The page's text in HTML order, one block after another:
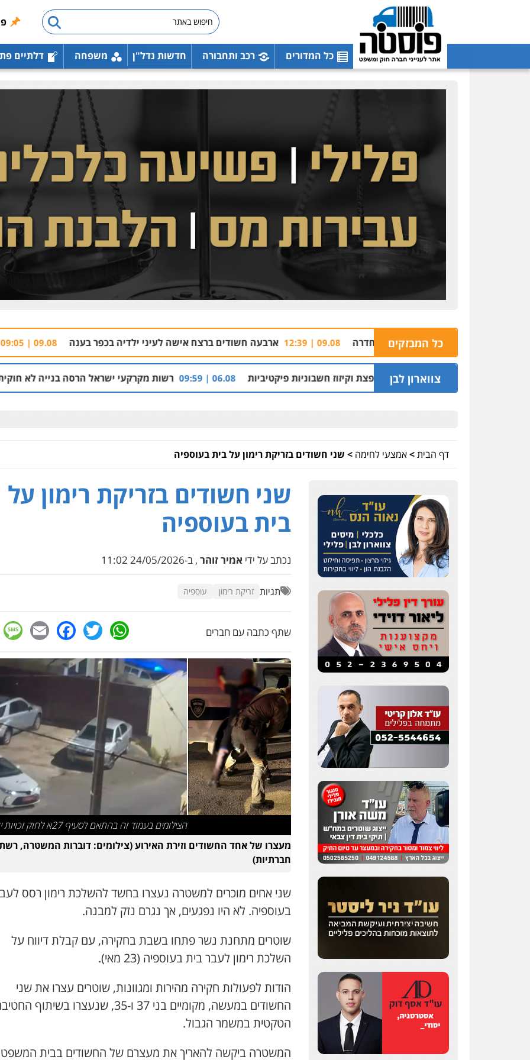
כל המדורים רכב ותחבורה חדשות נדל"ן משפחה דלתיים
כל המבזקיםשל האחים עמרם בחדרה 09.08 | 12:39 ארבעה חשודים ברצח אישה לעיני ילדיה בכפר בענה 09.08 | 09:05 רימון
צווארון לבן
להפעיל מערך הפצת וקיזוז חשבוניות פיקטיביות 06.08 | 09:59 רשות מקרקעי ישראל הרסה בנייה לא חוקית בכפר בענה
דף הבית>אמצעי לחימה > שני חשודים בזריקת רימון על בית בעוספיה
שני חשודים בזריקת רימון על
בית בעוספיה
נכתב על ידי אמיר זוהר , ב-24/05/2026 11:02
תגיות זריקת רימון עוספיה
שתף כתבה עם חברים WhatsApp
Twitter
הצילומים בעמוד זה בהתאם לסעיף 27א לחוק זכויות יוצרים
מעצרו של אחד החשודים וזירת האירוע (צילומים: דוברות המשטרה,
חברתיות)
שני אחים מוכרים למשטרה נעצרו בחשד להשלכת רימון רסס
בעוספיה. לא היו נפגעים, אך נגרם נזק למבנה.
שוטרים מתחנת נשר פתחו בשבת בחקירה, עם קבלת דיווח על
השלכת רימון לעבר בית בעוספיה (23 מאי).
הודות לפעולות חקירה מהירות ומגוונות, שוטרים עצרו את שני
החשודים במעשה, מקומיים בני 37 ו-35, שנעצרו בשיתוף
הטקטית במשמר הגבול.